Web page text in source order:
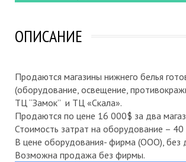
ОПИСАНИЕ
Продаются магазины нижнего белья
(оборудование, освещение,
ТЦ “Замок” и ТЦ «Скала».
Продаются по цене 16 000$ за два
Стоимость затрат на оборудование –
В цене оборудования- фирма (ООО), без
Возможна продажа без фирмы.